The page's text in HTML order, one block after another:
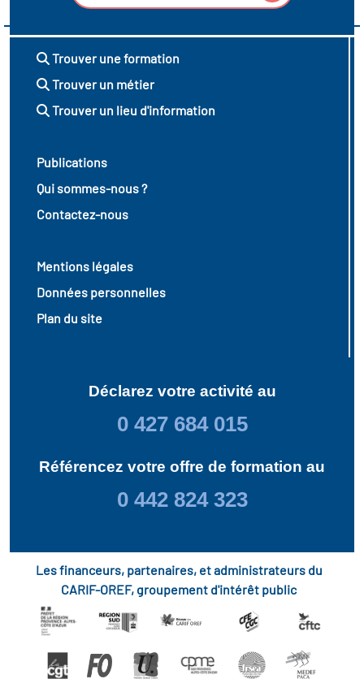
Trouver une formation
Trouver un métier
Trouver un lieu d'information
Publications
Qui sommes-nous ?
Contactez-nous
Mentions légales
Données personnelles
Plan du site
Déclarez votre activité au
0 427 684 015
Référencez votre offre de formation au
0 442 824 323
Les financeurs, partenaires, et administrateurs du
CARIF-OREF, groupement d'intérêt public